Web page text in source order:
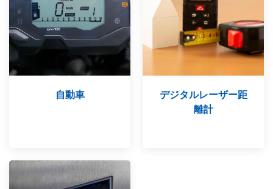
自動車
デジタルレーザー距
離計